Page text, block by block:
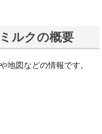
ルクの概要
地図などの情報です。